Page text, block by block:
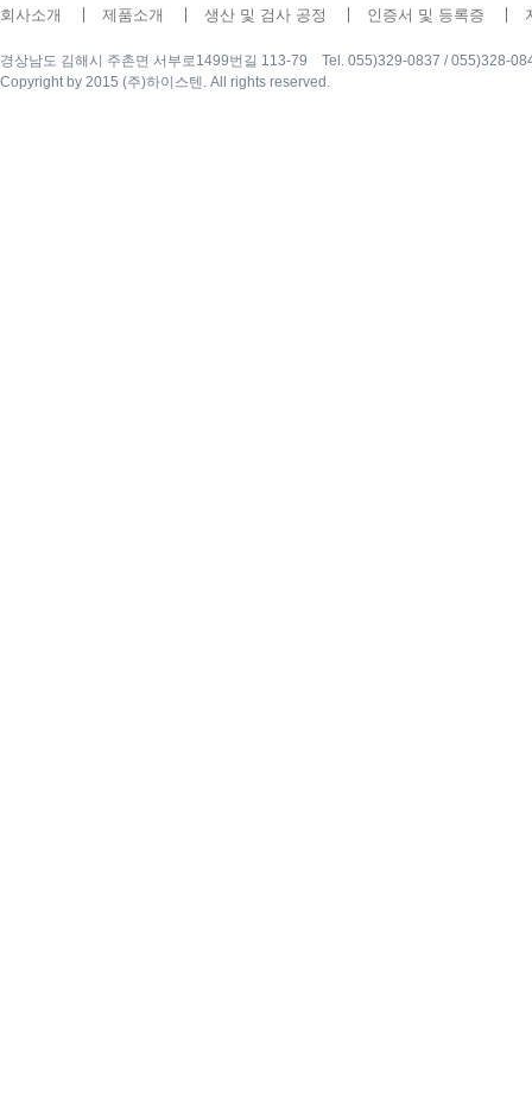
회사소개 제품소개 생산 및 검사 공정 인증서 및 등록증
경상남도 김해시 주촌면 서부로1499번길 113-79 Tel. 055)329-0837 / 055)328-
Copyright by 2015 (주)하이스텐. All rights reserved.